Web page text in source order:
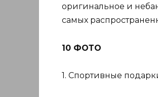
оригинальное и
самых
10 ФОТО
1. Спортивные